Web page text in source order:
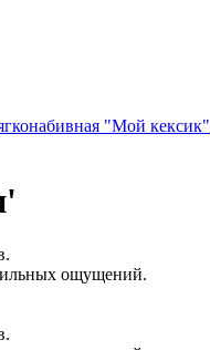
"Мой кексик"
ощущений.